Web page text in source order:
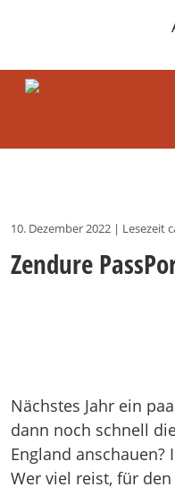
10. Dezember 2022 | Lesezeit
Zendure
Nächstes Jahr ein
dann noch schnell
England anschauen?
Wer viel reist, für